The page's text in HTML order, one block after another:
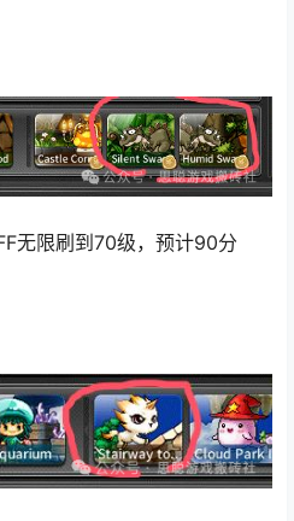
无限刷到70级，预计90分